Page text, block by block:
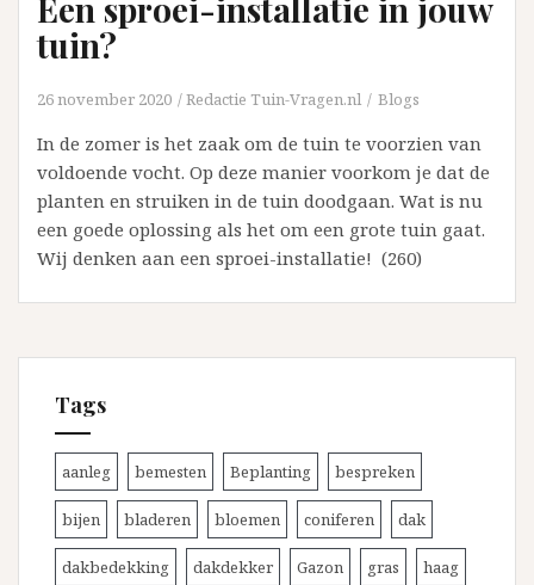
tuin?
26 november 2020 Redactie Tuin-Vragen.nl Blogs
In de zomer is het zaak om de tuin te voorzien van
voldoende vocht. Op deze manier voorkom je dat de
planten en struiken in de tuin doodgaan. Wat is nu
een goede oplossing als het om een grote tuin gaat.
Wij denken aan een sproei-installatie! (260)
Tags
aanleg bemesten Beplanting bespreken
bijen bladeren bloemen coniferen dak
dakbedekking dakdekker Gazon gras haag